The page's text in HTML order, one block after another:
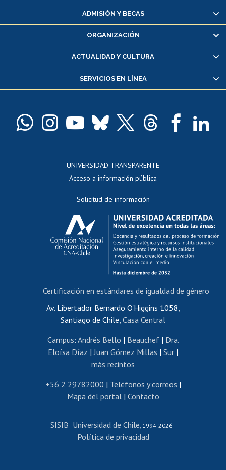
Matrícula en línea
Inscripción y cambio de asignaturas
Consulta y certificado de notas
Servicio médico y dental
Pago de arancel y crédito alumnos
Docentes
Evaluación docente
Calificación académica
Postulación al AUCAI
Funcionarias/os
Cursos internos de capacitación
Bienestar del personal
Portal de movilidad interna
Certificado de renta
Certificado de renta honorarios
Editar páginas blancas
Extranjeras/os
Revalidación y reconocimiento de títulos
Postulación al Programa de Movilidad Estudiantil
Cursos de español
ADMISIÓN Y BECAS
ORGANIZACIÓN
ACTUALIDAD Y CULTURA
SERVICIOS EN LÍNEA
UNIVERSIDAD TRANSPARENTE
Acceso a información pública
Solicitud de información
Av. Libertador Bernardo O'Higgins 1058,
Santiago de Chile, Casa Central
Campus: Andrés Bello | Beauchef| Dra.
Eloísa Díaz | Juan Gómez Millas | Sur |
más recintos
+56 2 29782000 | Teléfonos y correos |
Mapa del portal| Contacto
SISIB - Universidad de Chile , 1994-2026 -
Política de privacidad
Certificación en estándares de igualdad de género